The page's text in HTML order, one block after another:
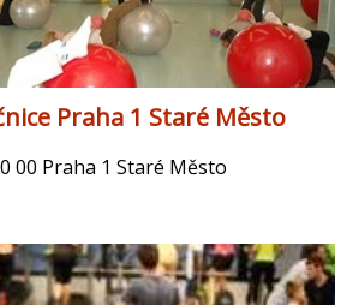
Praha 1 Staré Město
00 Praha 1 Staré Město